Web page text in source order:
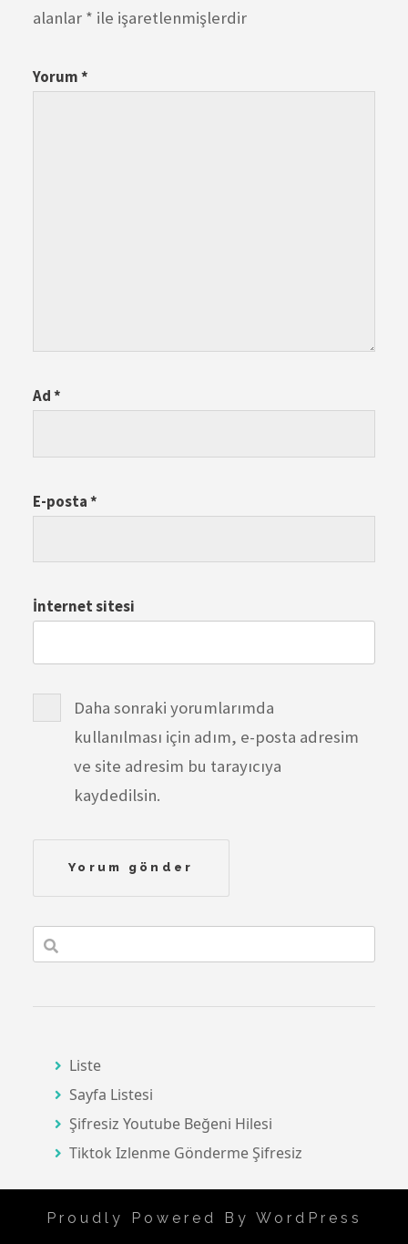
alanlar * ile işaretlenmişlerdir
Yorum*
Ad*
E-posta*
İnternet sitesi
Daha sonraki yorumlarımda
kullanılması için adım, e-posta adresim
ve site adresim bu tarayıcıya
kaydedilsin.
Liste
Sayfa Listesi
Şifresiz Youtube Beğeni Hilesi
Tiktok Izlenme Gönderme Şifresiz
Proudly Powered By WordPress